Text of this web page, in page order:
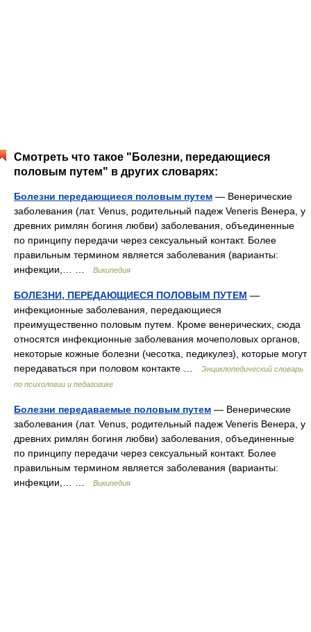
Смотреть что такое "Болезни, передающиеся
половым путем" в других словарях:
Болезни передающиеся половым путем — Венерические
заболевания (лат. Venus, родительный падеж Veneris Венера, у
древних римлян богиня любви) заболевания, объединенные
по принципу передачи через сексуальный контакт. Более
правильным термином является заболевания (варианты:
инфекции,… …
Википедия
БОЛЕЗНИ, ПЕРЕДАЮЩИЕСЯ ПОЛОВЫМ ПУТЕМ —
инфекционные заболевания, передающиеся
преимущественно половым путем. Кроме венерических, сюда
относятся инфекционные заболевания мочеполовых органов,
некоторые кожные болезни (чесотка, педикулез), которые могут
передаваться при половом контакте …
Энциклопедический словарь
по психологии и педагогике
Болезни передаваемые половым путем — Венерические
заболевания (лат. Venus, родительный падеж Veneris Венера, у
древних римлян богиня любви) заболевания, объединенные
по принципу передачи через сексуальный контакт. Более
правильным термином является заболевания (варианты:
инфекции,… …
Википедия